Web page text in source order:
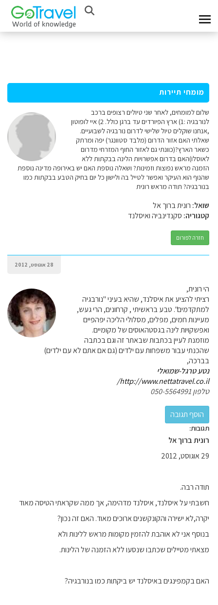
מומחי תיירות
שלום למומחים, לאחר שני טיולים רצופים ברכב
לנורבגיה :1) ארץ הפיורדים עד ברגן כולל. 2) איי לופוטון
,אנחנו שוקלים טיול שלישי לדרום נורבגיה לשבועיים.
שאלתי האם אזור הדרום (מלבד סטוונגר) יפה ומרתק
כשאר הארץ?(כוונתי גם לאזור החוף המזרחי מדרום
לאוסלו)האם בדרום אפשרויות הלינה בבקתות ללא
הזמנה מראש נפוצות וזמינות? ושאלה נוספת האם יש באירופה מדינה נוספת
שהנוף הוא העיקר ואפשר לטייל בה ולישון כל יום בחיק הטבע בבקתות כמו
בנורבגיה? תודה מראש רונית
שואל: רונית ברוך אל
קטגוריה: סקנדינביה ואיסלנד
חזרה לפורום
28 אוגוסט, 2012
הי רונית,
רציתי להציע את איסלנד, שהיא בעיני "נורבגיה
למתקדמים". טבע בראשיתי , קרחונים, הרי געש,
מעיינות חמים, מפלים, מסלולי הליכה יפהפיים
ואפשקויות לינה בגסטהאוסים של מקומיים.
מוזמנת לעיין בכתבות שבאתר זה וגם בכתבה
שהכנתי עבור משפחות עם ילדים (גם אם אתם לא עם ילדים)
בברכה,
נטע טרגל-שמואלי
http://www.nettatravel.co.il/
טלפון 050-5564991
תגובות:
רונית ברוך אל
29 אוגוסט, 2012
תודה רבה.
חשבתי על איסלנד, איסלנד מדהימה, אך ממה שקראתי הטיסה מאוד
יקרה,לא ישירה והקונקשנים ארוכים מאוד. האם זה נכון?
בנוסף אני לא אוהבת להזמין מקומות מראש ללינות ולא
מצאתי מטיילים שכתבו שנסעו ללא הזמנה של הלינות.
האם בקמפינגים באיסלנד יש ביקתות כמו בנורבגיה?